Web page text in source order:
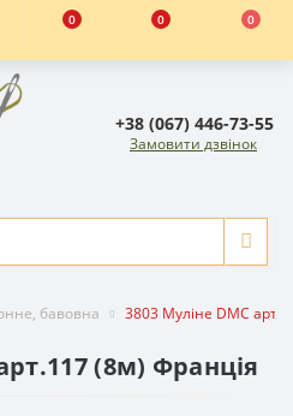
0 0 0
+38 (067) 446-73-55
Замовити дзвінок
бавовна 3803 Муліне DMC
(8м) Франція